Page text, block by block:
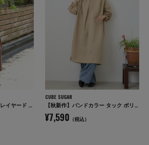
【秋新作】ライトツイル レイヤード 変形 スカート
CUBE SUGAR
【秋新作】バンドカラー タック ボリューム シャツワンピース
¥7,590 （税込）